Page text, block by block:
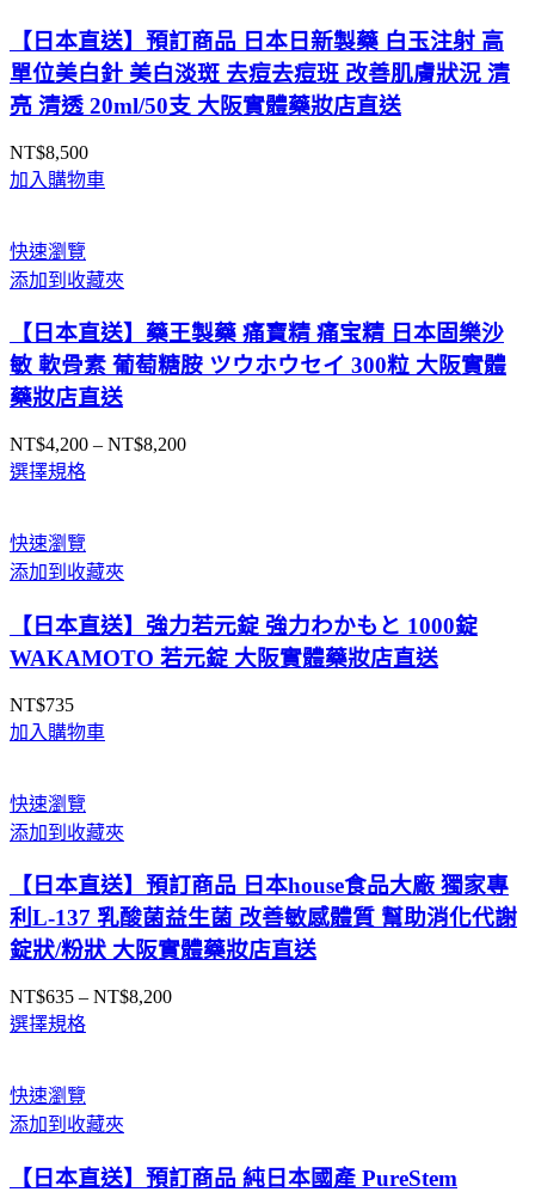
【日本直送】預訂商品 日本日新製藥 白玉注射 高
單位美白針 美白淡斑 去痘去痘班 改善肌膚狀況 清
亮 清透 20ml/50支 大阪實體藥妝店直送
NT$8,500
加入購物車
快速瀏覽
添加到收藏夾
【日本直送】藥王製藥 痛寶精 痛宝精 日本固樂沙
敏 軟骨素 葡萄糖胺 ツウホウセイ 300粒 大阪實體
藥妝店直送
NT$4,200 – NT$8,200價
選擇規格
快速瀏覽
添加到收藏夾
【日本直送】強力若元錠 強力わかもと 1000錠
WAKAMOTO 若元錠 大阪實體藥妝店直送
NT$735
加入購物車
快速瀏覽
添加到收藏夾
【日本直送】預訂商品 日本house食品大廠 獨家專
利L-137 乳酸菌益生菌 改善敏感體質 幫助消化代謝
錠狀/粉狀 大阪實體藥妝店直送
NT$635 – NT$8,200價
選擇規格
快速瀏覽
添加到收藏夾
【日本直送】預訂商品 純日本國產 PureStem